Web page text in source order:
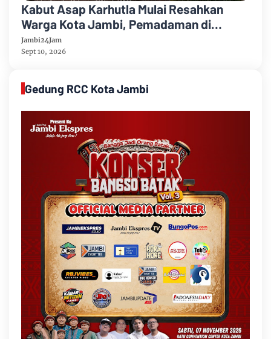
Kabut Asap Karhutla Mulai Resahkan
Warga Kota Jambi, Pemadaman di
Sungai Gelam Terus Dikebut
Jambi24Jam
Sept 10, 2026
Gedung RCC Kota Jambi